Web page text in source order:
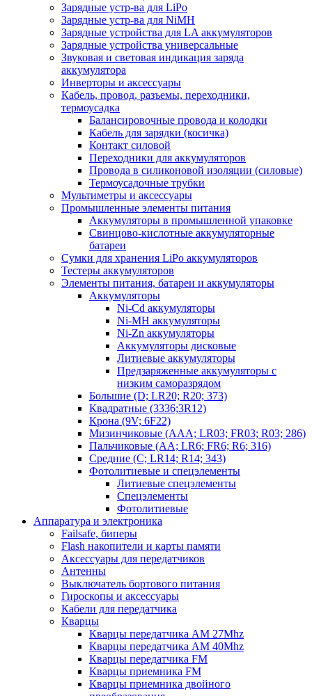
Зарядные устр-ва для LiPo
Зарядные устр-ва для NiMH
Зарядные устройства для LA аккумуляторов
Зарядные устройства универсальные
Звуковая и световая индикация заряда
аккумулятора
Инверторы и аксессуары
Кабель, провод, разъемы, переходники,
термоусадка
Балансировочные провода и колодки
Кабель для зарядки (косичка)
Контакт силовой
Переходники для аккумуляторов
Провода в силиконовой изоляции (силовые)
Термоусадочные трубки
Мультиметры и аксессуары
Промышленные элементы питания
Аккумуляторы в промышленной упаковке
Свинцово-кислотные аккумуляторные
батареи
Сумки для хранения LiPo аккумуляторов
Тестеры аккумуляторов
Элементы питания, батареи и аккумуляторы
Аккумуляторы
Ni-Cd аккумуляторы
Ni-MH аккумуляторы
Ni-Zn аккумуляторы
Аккумуляторы дисковые
Литиевые аккумуляторы
Предзаряженные аккумуляторы с
низким саморазрядом
Большие (D; LR20; R20; 373)
Квадратные (3336;3R12)
Крона (9V; 6F22)
Мизинчиковые (AAA; LR03; FR03; R03; 286)
Пальчиковые (AA; LR6; FR6; R6; 316)
Средние (C; LR14; R14; 343)
Фотолитиевые и спецэлементы
Литиевые спецэлементы
Спецэлементы
Фотолитиевые
Аппаратура и электроника
Failsafe, биперы
Flash накопители и карты памяти
Аксессуары для передатчиков
Антенны
Выключатель бортового питания
Гироскопы и аксессуары
Кабели для передатчика
Кварцы
Кварцы передатчика AM 27Mhz
Кварцы передатчика AM 40Mhz
Кварцы передатчика FM
Кварцы приемника FM
Кварцы приемника двойного